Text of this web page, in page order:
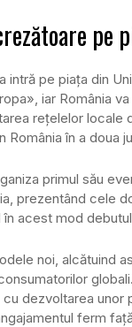
pe
pe piața din
iar România
rețelelor
în a doua
primul său
prezentând cele
acest mod
noi, alcătuind
dezvoltarea
ferm